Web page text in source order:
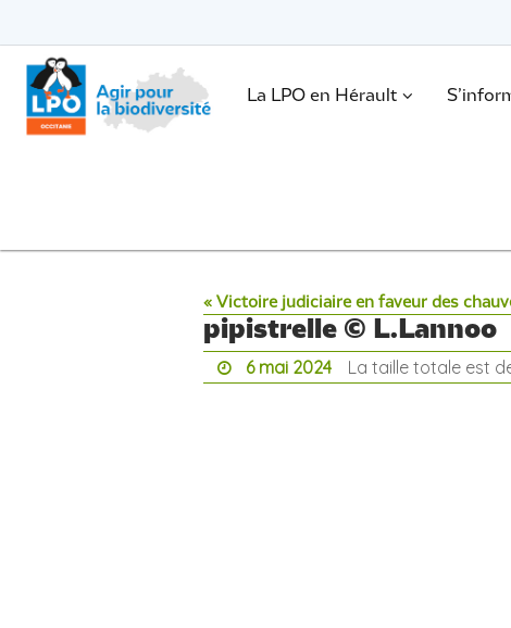
le
contenu
Passer
contenu
. La LPO en Hérault
« Victoire judiciaire en faveur des
pipistrelle © L.Lannoo
6 mai 2024 La taille totale est